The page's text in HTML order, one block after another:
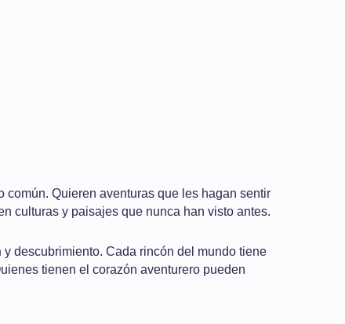
común. Quieren aventuras que les hagan sentir
culturas y paisajes que nunca han visto antes.
y descubrimiento. Cada rincón del mundo tiene
tienen el corazón aventurero pueden